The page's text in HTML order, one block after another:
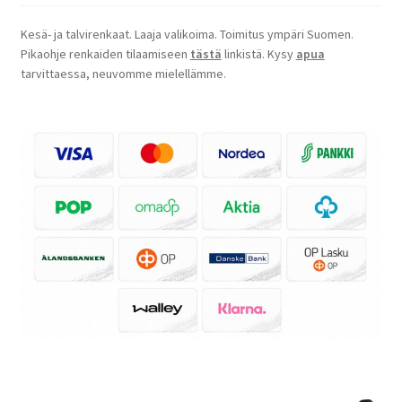
Kesä- ja talvirenkaat. Laaja valikoima. Toimitus ympäri Suomen.
Pikaohje renkaiden tilaamiseen tästä linkistä. Kysy apua
tarvittaessa, neuvomme mielellämme.